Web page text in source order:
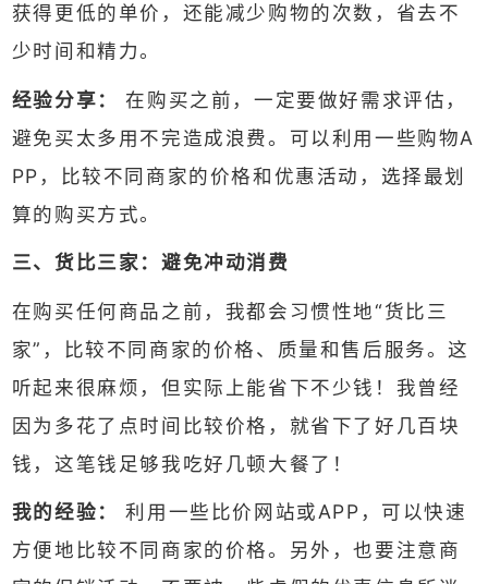
获得更低的单价，还能减少购物的次数，省去不
少时间和精力。
经验分享：
在购买之前，一定要做好需求评估，
避免买太多用不完造成浪费。可以利用一些购物A
PP，比较不同商家的价格和优惠活动，选择最划
算的购买方式。
三、货比三家：避免冲动消费
在购买任何商品之前，我都会习惯性地“货比三
家”，比较不同商家的价格、质量和售后服务。这
听起来很麻烦，但实际上能省下不少钱！我曾经
因为多花了点时间比较价格，就省下了好几百块
钱，这笔钱足够我吃好几顿大餐了！
我的经验：
利用一些比价网站或APP，可以快速
方便地比较不同商家的价格。另外，也要注意商